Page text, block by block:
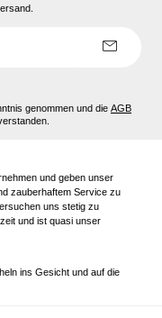
genommen und die AGB
und geben unser
zauberhaftem Service zu
uns stetig zu
und ist quasi unser
ins Gesicht und auf die